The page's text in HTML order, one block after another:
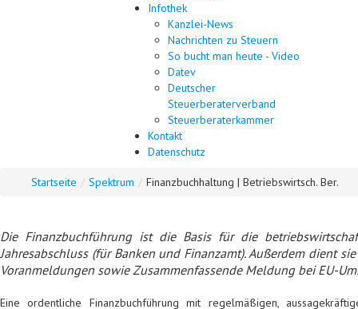
Infothek
Kanzlei-News
Nachrichten zu Steuern
So bucht man heute - Video
Datev
Deutscher
Steuerberaterverband
Steuerberaterkammer
Kontakt
Datenschutz
Startseite / Spektrum / Finanzbuchhaltung | Betriebswirtsch. Ber.
Die Finanzbuchführung ist die Basis für die
Jahresabschluss (für Banken und Finanzamt). Außerdem dient
Voranmeldungen sowie Zusammenfassende Meldung bei EU-
Eine ordentliche Finanzbuchführung mit regelmäßigen,